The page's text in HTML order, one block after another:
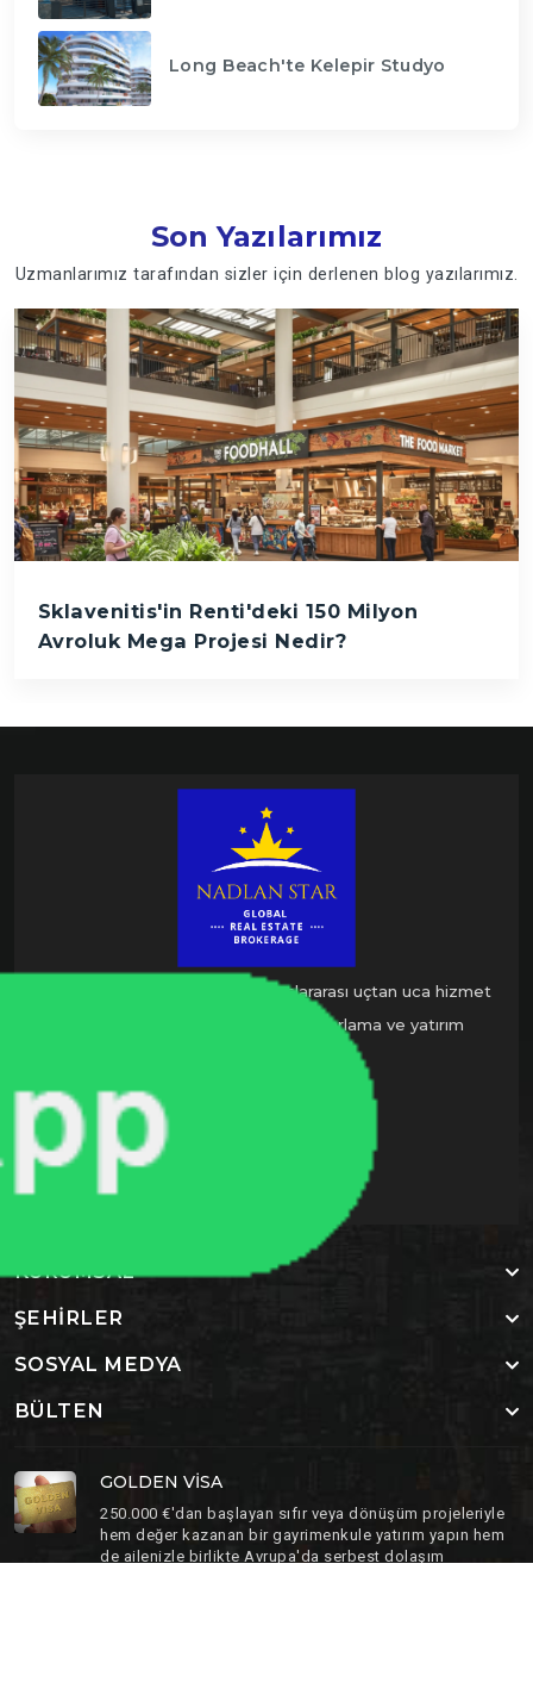
Long Beach'te Kelepir Studyo
Son Yazılarımız
Uzmanlarımız tarafından sizler için derlenen blog yazılarımız.
Sklavenitis'in Renti'deki 150 Milyon
Avroluk Mega Projesi Nedir?
Nadlan Star Global, sadece uluslararası uçtan uca hizmet
veren yeni nesil gayrimenkul pazarlama ve yatırım
BIZIMLE İLETIŞIME GEÇ
KURUMSAL
ŞEHIRLER
SOSYAL MEDYA
BÜLTEN
GOLDEN VISA
250.000 €'dan başlayan sıfır veya dönüşüm projeleriyle
hem değer kazanan bir gayrimenkule yatırım yapın hem
de ailenizle birlikte Avrupa'da serbest dolaşım